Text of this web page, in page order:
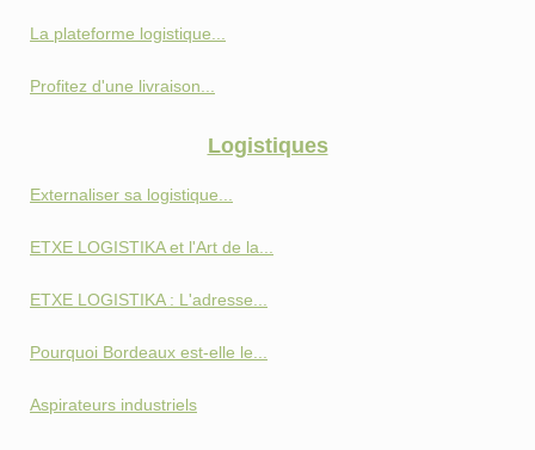
La plateforme logistique...
Profitez d'une livraison...
Logistiques
Externaliser sa logistique...
ETXE LOGISTIKA et l'Art de la...
ETXE LOGISTIKA : L'adresse...
Pourquoi Bordeaux est-elle le...
Aspirateurs industriels